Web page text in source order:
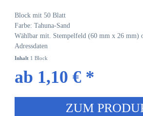
Block mit 50 Blatt
Farbe: Tahuna-Sand
Wählbar mit. Stempelfeld (60 mm x 26 mm)
Adressdaten
Inhalt 1 Block
ab 1,10 € *
ZUM